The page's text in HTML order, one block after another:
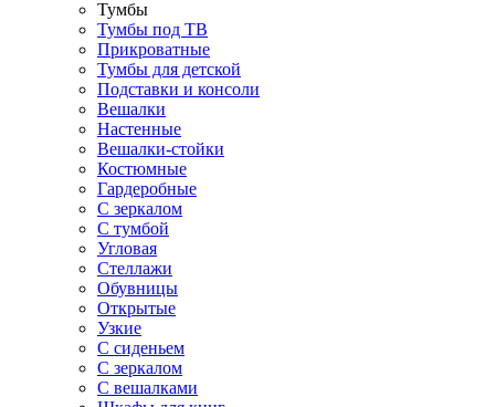
Тумбы
Тумбы под ТВ
Прикроватные
Тумбы для детской
Подставки и консоли
Вешалки
Настенные
Вешалки-стойки
Костюмные
Гардеробные
С зеркалом
С тумбой
Угловая
Стеллажи
Обувницы
Открытые
Узкие
С сиденьем
С зеркалом
С вешалками